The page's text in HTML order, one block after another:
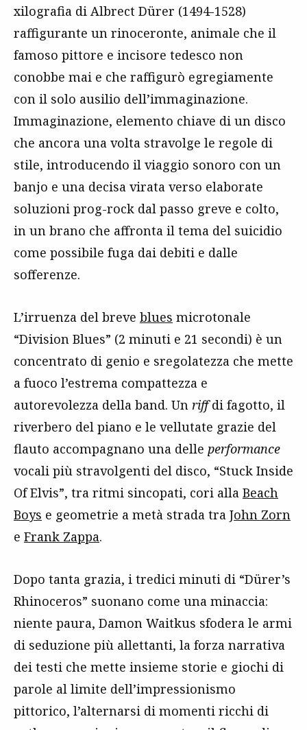
xilografia di Albrect Dürer (1494-1528)
raffigurante un rinoceronte, animale che il
famoso pittore e incisore tedesco non
conobbe mai e che raffigurò egregiamente
con il solo ausilio dell’immaginazione.
Immaginazione, elemento chiave di un disco
che ancora una volta stravolge le regole di
stile, introducendo il viaggio sonoro con un
banjo e una decisa virata verso elaborate
soluzioni prog-rock dal passo greve e colto,
in un brano che affronta il tema del suicidio
come possibile fuga dai debiti e dalle
sofferenze.
L’irruenza del breve blues microtonale
“Division Blues” (2 minuti e 21 secondi) è un
concentrato di genio e sregolatezza che mette
a fuoco l’estrema compattezza e
autorevolezza della band. Un riffdi fagotto, il
riverbero del piano e le vellutate grazie del
flauto accompagnano una delle performance
vocali più stravolgenti del disco, “Stuck Inside
Of Elvis”, tra ritmi sincopati, cori alla Beach
Boys e geometrie a metà strada tra John Zorn
e Frank Zappa.
Dopo tanta grazia, i tredici minuti di “Dürer’s
Rhinoceros” suonano come una minaccia:
niente paura, Damon Waitkus sfodera le armi
di seduzione più allettanti, la forza narrativa
dei testi che mette insieme storie e giochi di
parole al limite dell’impressionismo
pittorico, l’alternarsi di momenti ricchi di